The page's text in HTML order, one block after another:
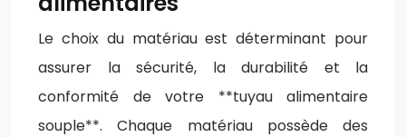
Le choix du matériau est déterminant pour
assurer la sécurité, la durabilité et la
conformité de votre **tuyau alimentaire
souple**. Chaque matériau possède des